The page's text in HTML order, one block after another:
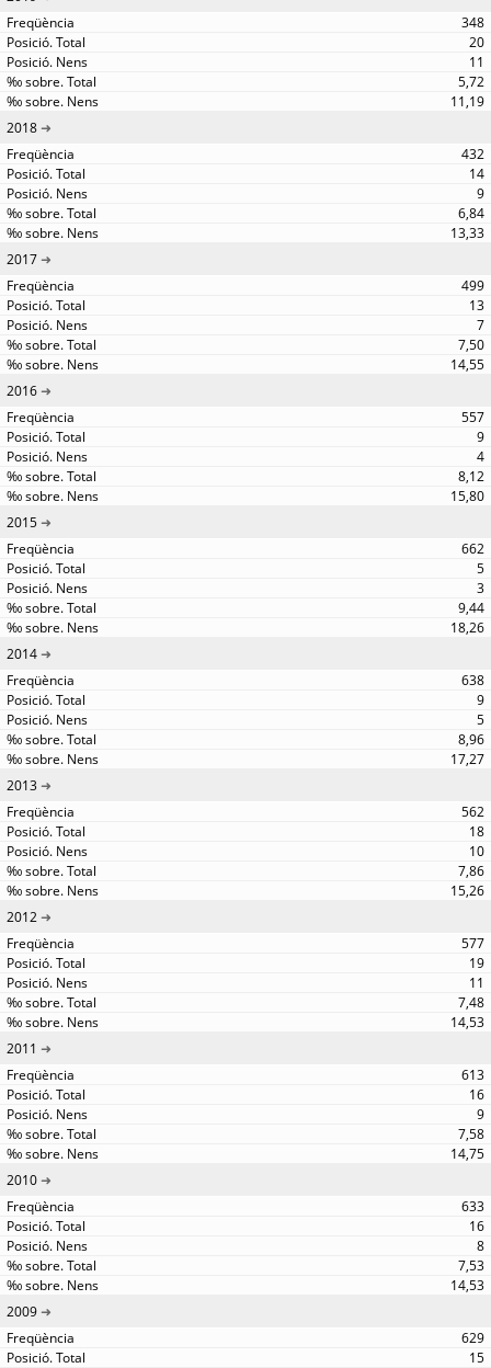
348
20
11
5,72
11,19
2018
432
14
9
6,84
13,33
2017
499
13
7
7,50
14,55
2016
557
9
4
8,12
15,80
2015
662
5
3
9,44
18,26
2014
638
9
5
8,96
17,27
2013
562
18
10
7,86
15,26
2012
577
19
11
7,48
14,53
2011
613
16
9
7,58
14,75
2010
633
16
8
7,53
14,53
2009
629
15